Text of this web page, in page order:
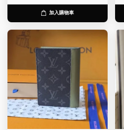
加入購物車